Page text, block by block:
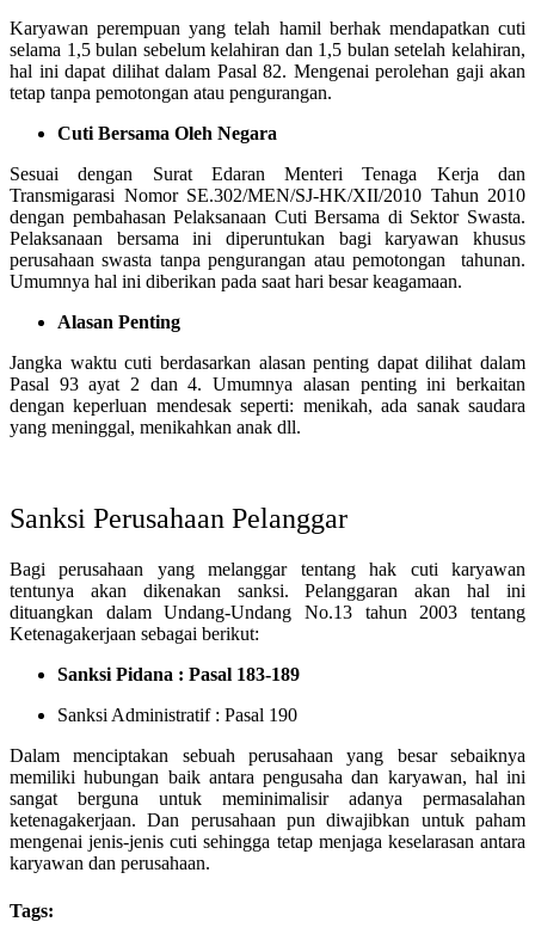
Karyawan perempuan yang telah hamil berhak mendapatkan cuti
selama 1,5 bulan sebelum kelahiran dan 1,5 bulan setelah kelahiran,
hal ini dapat dilihat dalam Pasal 82. Mengenai perolehan gaji akan
tetap tanpa pemotongan atau pengurangan.
Cuti Bersama Oleh Negara
Sesuai dengan Surat Edaran Menteri Tenaga Kerja dan
Transmigarasi Nomor SE.302/MEN/SJ-HK/XII/2010 Tahun 2010
dengan pembahasan Pelaksanaan Cuti Bersama di Sektor Swasta.
Pelaksanaan bersama ini diperuntukan bagi karyawan khusus
perusahaan swasta tanpa pengurangan atau pemotongan tahunan.
Umumnya hal ini diberikan pada saat hari besar keagamaan.
Alasan Penting
Jangka waktu cuti berdasarkan alasan penting dapat dilihat dalam
Pasal 93 ayat 2 dan 4. Umumnya alasan penting ini berkaitan
dengan keperluan mendesak seperti: menikah, ada sanak saudara
yang meninggal, menikahkan anak dll.
Sanksi Perusahaan Pelanggar
Bagi perusahaan yang melanggar tentang hak cuti karyawan
tentunya akan dikenakan sanksi. Pelanggaran akan hal ini
dituangkan dalam Undang-Undang No.13 tahun 2003 tentang
Ketenagakerjaan sebagai berikut:
Sanksi Pidana : Pasal 183-189
Sanksi Administratif : Pasal 190
Dalam menciptakan sebuah perusahaan yang besar sebaiknya
memiliki hubungan baik antara pengusaha dan karyawan, hal ini
sangat berguna untuk meminimalisir adanya permasalahan
ketenagakerjaan. Dan perusahaan pun diwajibkan untuk paham
mengenai jenis-jenis cuti sehingga tetap menjaga keselarasan antara
karyawan dan perusahaan.
Tags: